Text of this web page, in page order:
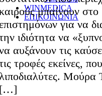
WINMEDICA
ΕΠΙΚΟΙΝΩΝΙΑ
μπαίνουν
για να
ιδιότητα να
αυξάνουν τις
τροφές εκείνες,
Μούρα